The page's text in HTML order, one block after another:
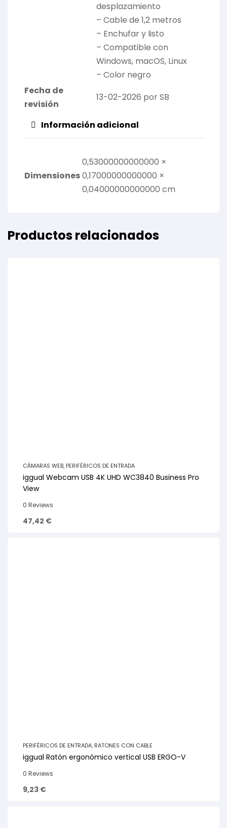
desplazamiento
– Cable de 1,2 metros
– Enchufar y listo
– Compatible con
Windows, macOS, Linux
– Color negro
Fecha de
revisión
13-02-2026 por SB
Información adicional
Dimensiones
0,53000000000000 ×
0,17000000000000 ×
0,04000000000000 cm
Productos relacionados
CÁMARAS WEB, PERIFÉRICOS DE ENTRADA
iggual Webcam USB 4K UHD WC3840 Business Pro
View
0 Reviews
47,42 €
PERIFÉRICOS DE ENTRADA, RATONES CON CABLE
iggual Ratón ergonómico vertical USB ERGO-V
0 Reviews
9,23 €